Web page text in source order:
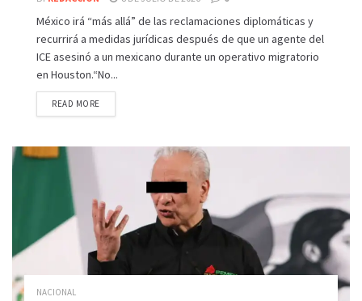
México irá “más allá” de las reclamaciones diplomáticas y
recurrirá a medidas jurídicas después de que un agente del
ICE asesinó a un mexicano durante un operativo migratorio
en Houston.“No...
READ MORE
NACIONAL